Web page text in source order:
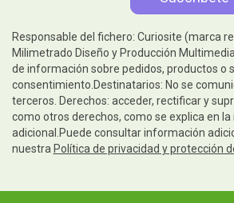
Responsable del fichero: Curiosite (marca
Milimetrado Diseño y Producción
de información sobre pedidos, productos o
consentimiento.Destinatarios: No se
terceros. Derechos: acceder, rectificar y
como otros derechos, como se explica en
adicional.Puede consultar información
nuestra Política de privacidad y protección